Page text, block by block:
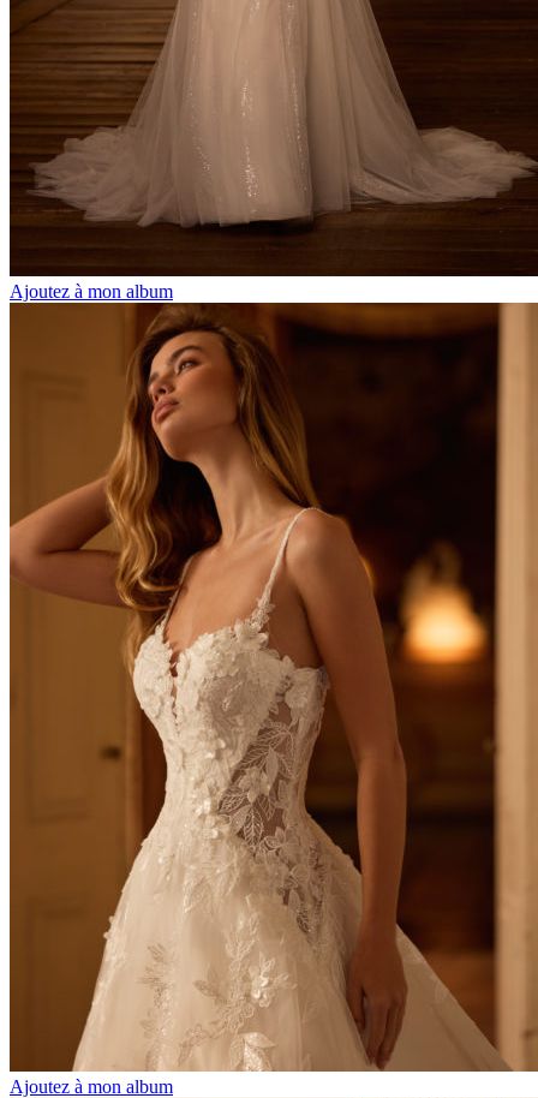
Ajoutez à mon album
Ajoutez à mon album